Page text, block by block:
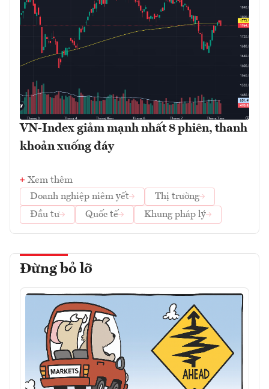
VN-Index giảm mạnh nhất 8 phiên, thanh
khoản xuống đáy
Xem thêm
Doanh nghiệp niêm yết
Thị trường
Đầu tư
Quốc tế Khung pháp lý
Đừng bỏ lỡ